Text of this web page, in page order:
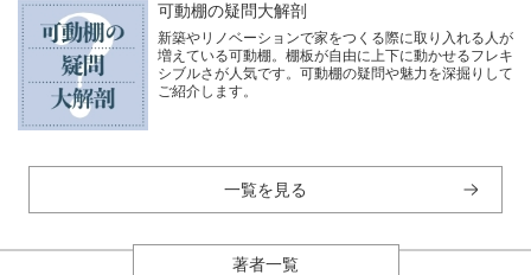
可動棚の疑問大解剖
新築やリノベーションで家をつくる際に取り入れる人が
増えている可動棚。棚板が自由に上下に動かせるフレキ
シブルさが人気です。可動棚の疑問や魅力を深掘りして
ご紹介します。
一覧を見る
著者一覧